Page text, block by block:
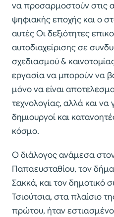
να προσαρμοστούν στις
ψηφιακής εποχής​ και ο
αυτές Οι δεξιότητες
αυτοδιαχείρισης σε
σχεδιασμού &
εργασία να μπορούν να
μόνο να είναι
τεχνολογίας, αλλά και να
δημιουργοί και
κόσμο.
Ο διάλογος ανάμεσα
Παπαευσταθίου, τον
Σακκά, και τον δημοτικό
Τσιούτσια, στα πλαίσιο
πρώτου, ήταν